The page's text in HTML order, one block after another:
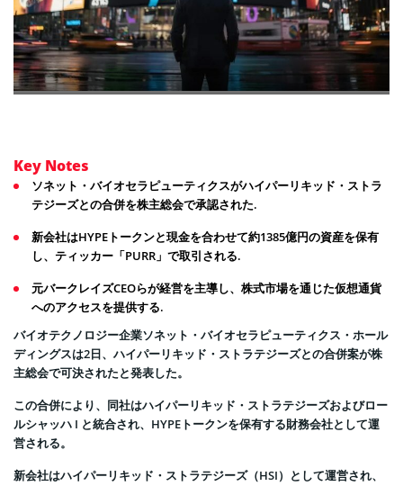
Key Notes
ソネット・バイオセラピューティクスがハイパーリキッド・ストラ
テジーズとの合併を株主総会で承認された.
新会社はHYPEトークンと現金を合わせて約1385億円の資産を保有
し、ティッカー「PURR」で取引される.
元バークレイズCEOらが経営を主導し、株式市場を通じた仮想通貨
へのアクセスを提供する.
バイオテクノロジー企業ソネット・バイオセラピューティクス・ホール
ディングスは2日、ハイパーリキッド・ストラテジーズとの合併案が株
主総会で可決されたと発表した。
この合併により、同社はハイパーリキッド・ストラテジーズおよびロー
ルシャッハ I と統合され、HYPEトークンを保有する財務会社として運
営される。
新会社はハイパーリキッド・ストラテジーズ（HSI）として運営され、